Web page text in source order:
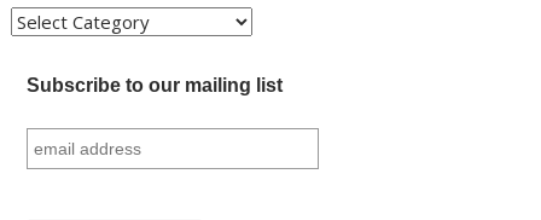
Kategori
Subscribe to our mailing list